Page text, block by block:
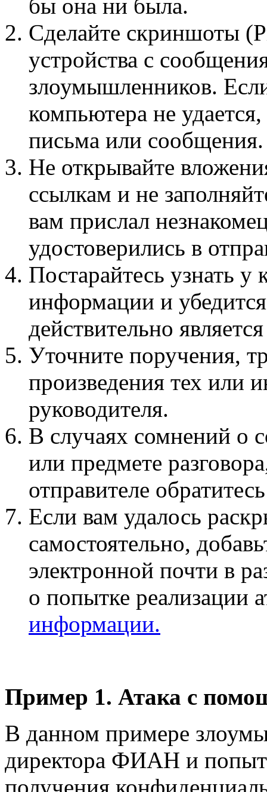
бы она ни была.
Сделайте скриншоты
устройства с
злоумышленников.
компьютера не
письма или сообщения.
Не открывайте
ссылкам и не
вам прислал
удостоверились в
Постарайтесь узнать у
информации и
действительно
Уточните поручения,
произведения тех или
руководителя.
В случаях сомнений о
или предмете
отправителе
Если вам удалось
самостоятельно,
электронной почти в
о попытке реализации
информации.
Пример 1. Атака с
В данном примере
директора ФИАН и